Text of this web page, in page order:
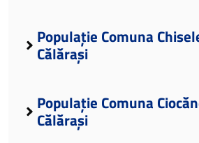
Populație Comuna
Călărași
Populație Comuna
Călărași